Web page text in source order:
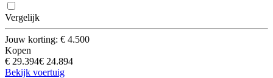
Vergelijk
Jouw korting: € 4.500
Kopen
€ 29.394€ 24.894
Bekijk voertuig